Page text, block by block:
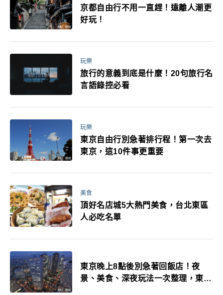
京都自由行不用一直趕！遠離人潮更
好玩！
玩樂
旅行的意義到底是什麼！20句旅行名
言語錄控必看
玩樂
東京自由行別急著排行程！第一次去
東京，這10件事更重要
美食
頂好名店城5大熱門美食，台北東區
人必吃名單
東京晚上8點後別急著回飯店！夜
景、美食、深夜玩法一次整理，東京